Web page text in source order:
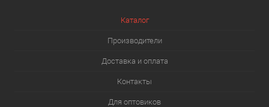
Каталог
Производители
Доставка и оплата
Контакты
Для оптовиков